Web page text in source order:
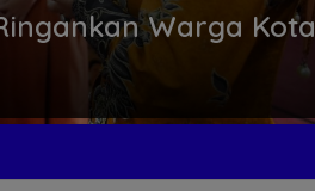
Warga Kota